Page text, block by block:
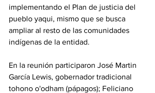
implementando el Plan de justicia del
pueblo yaqui, mismo que se busca
ampliar al resto de las comunidades
indígenas de la entidad.
En la reunión participaron José Martin
García Lewis, gobernador tradicional
tohono o'odham (pápagos); Feliciano